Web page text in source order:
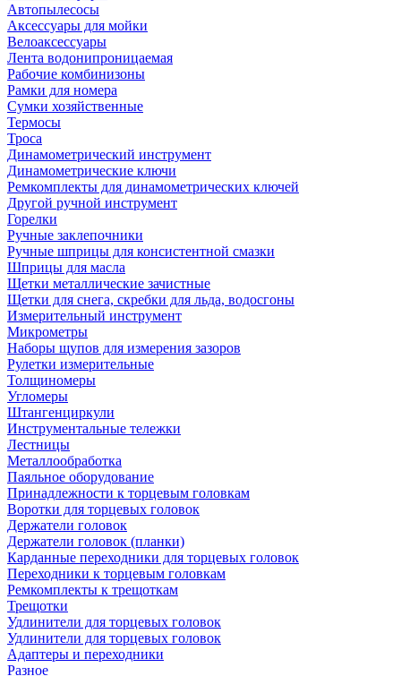
Автопылесосы
Аксессуары для мойки
Велоаксессуары
Лента водонипроницаемая
Рабочие комбинизоны
Рамки для номера
Сумки хозяйственные
Термосы
Троса
Динамометрический инструмент
Динамометрические ключи
Ремкомплекты для динамометрических ключей
Другой ручной инструмент
Горелки
Ручные заклепочники
Ручные шприцы для консистентной смазки
Шприцы для масла
Щетки металлические зачистные
Щетки для снега, скребки для льда, водосгоны
Измерительный инструмент
Микрометры
Наборы щупов для измерения зазоров
Рулетки измерительные
Толщиномеры
Угломеры
Штангенциркули
Инструментальные тележки
Лестницы
Металлообработка
Паяльное оборудование
Принадлежности к торцевым головкам
Воротки для торцевых головок
Держатели головок
Держатели головок (планки)
Карданные переходники для торцевых головок
Переходники к торцевым головкам
Ремкомплекты к трещоткам
Трещотки
Удлинители для торцевых головок
Удлинители для торцевых головок
Адаптеры и переходники
Разное